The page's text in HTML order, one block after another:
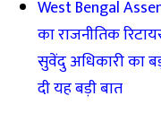
West Bengal
का राजनीतिक
सुवेंदु अधिकारी का
दी यह बड़ी बात